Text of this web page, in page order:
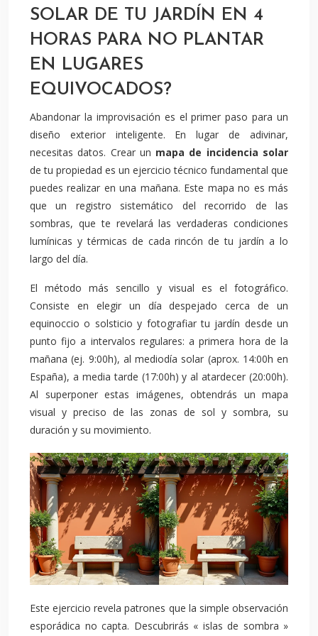
SOLAR DE TU JARDÍN EN 4
HORAS PARA NO PLANTAR
EN LUGARES
EQUIVOCADOS?
Abandonar la improvisación es el primer paso para un
diseño exterior inteligente. En lugar de adivinar,
necesitas datos. Crear un mapa de incidencia solar
de tu propiedad es un ejercicio técnico fundamental que
puedes realizar en una mañana. Este mapa no es más
que un registro sistemático del recorrido de las
sombras, que te revelará las verdaderas condiciones
lumínicas y térmicas de cada rincón de tu jardín a lo
largo del día.
El método más sencillo y visual es el fotográfico.
Consiste en elegir un día despejado cerca de un
equinoccio o solsticio y fotografiar tu jardín desde un
punto fijo a intervalos regulares: a primera hora de la
mañana (ej. 9:00h), al mediodía solar (aprox. 14:00h en
España), a media tarde (17:00h) y al atardecer (20:00h).
Al superponer estas imágenes, obtendrás un mapa
visual y preciso de las zonas de sol y sombra, su
duración y su movimiento.
Este ejercicio revela patrones que la simple observación
esporádica no capta. Descubrirás « islas de sombra »